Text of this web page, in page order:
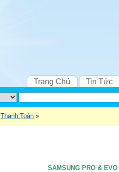
Trang Chủ Tin Tức
Thanh Toán
SAMSUNG PRO &